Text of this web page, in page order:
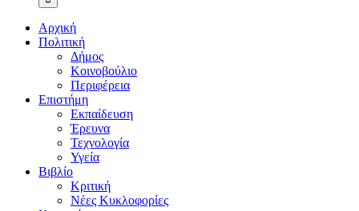
Αρχική
Πολιτική
Δήμος
Κοινοβούλιο
Περιφέρεια
Επιστήμη
Εκπαίδευση
Έρευνα
Τεχνολογία
Υγεία
Βιβλίο
Κριτική
Νέες Κυκλοφορίες